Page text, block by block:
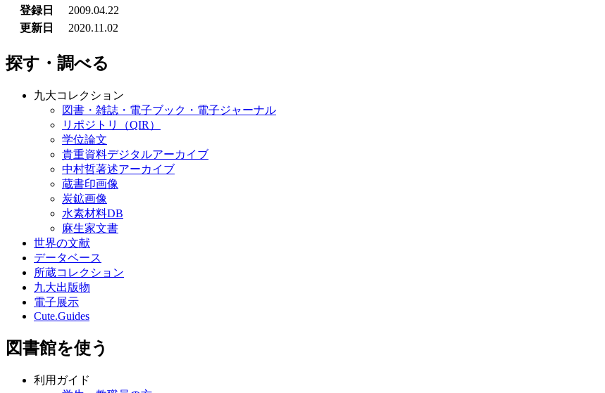
登録日
2009.04.22
更新日
2020.11.02
探す・調べる
九大コレクション
図書・雑誌・電子ブック・電子ジャーナル
リポジトリ（QIR）
学位論文
貴重資料デジタルアーカイブ
中村哲著述アーカイブ
蔵書印画像
炭鉱画像
水素材料DB
麻生家文書
世界の文献
データベース
所蔵コレクション
九大出版物
電子展示
Cute.Guides
図書館を使う
利用ガイド